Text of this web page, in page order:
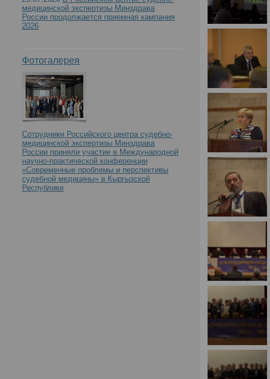
медицинской экспертизы Минздрава
России продолжается приемная кампания
2026
Фотогалерея
Сотрудники Российского центра судебно-
медицинской экспертизы Минздрава
России приняли участие в Международной
научно-практической конференции
«Современные проблемы и перспективы
судебной медицины» в Кыргызской
Республике